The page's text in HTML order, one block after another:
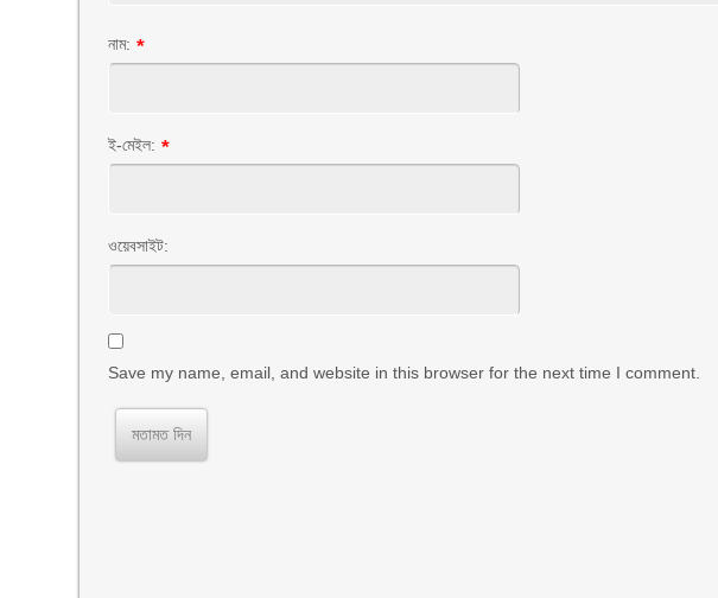
নাম: *
ই-মেইল: *
ওয়েবসাইট:
Save my name, email, and website in this browser for the next time I comment.